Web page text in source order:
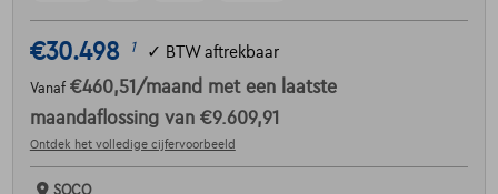
€30.498 1 ✓ BTW aftrekbaar
Vanaf €460,51 /maand met een laatste
maandaflossing van €9.609,91
Ontdek het volledige cijfervoorbeeld